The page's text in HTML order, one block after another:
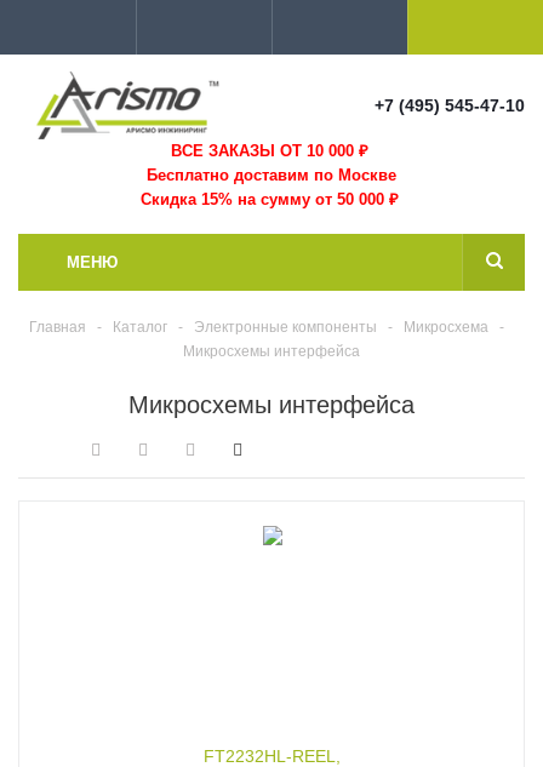
+7 (495) 545-47-10
ВСЕ ЗАКАЗЫ ОТ 10 000₽
Бесплатно доставим по Москве
Скидка 15% на сумму от 50 000 ₽
МЕНЮ
Главная - Каталог - Электронные компоненты - Микросхема
-
Микросхемы интерфейса
Микросхемы интерфейса
FT2232HL-REEL,